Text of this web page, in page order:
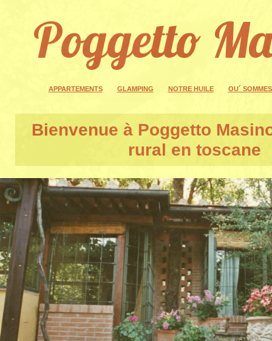
Poggetto
APPARTEMENTS GLAMPING NOTRE HUILE OU´
Bienvenue à Poggetto
rural en toscane